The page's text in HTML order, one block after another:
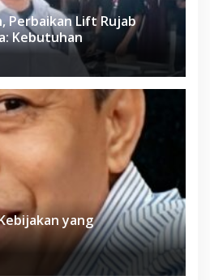
Perbaikan Lift Rujab
Kebutuhan
yang